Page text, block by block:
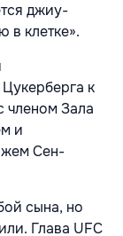
джиу-
в клетке».
к
членом Зала
и
Сен-
сына, но
Глава UFC